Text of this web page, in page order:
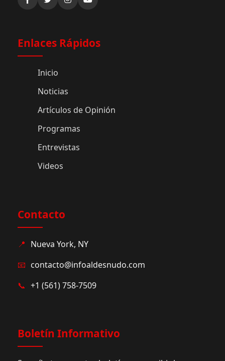
Enlaces Rápidos
Inicio
Noticias
Artículos de Opinión
Programas
Entrevistas
Videos
Contacto
📍 Nueva York, NY
📧 contacto@infoaldesnudo.com
📞 +1 (561) 758-7509
Boletín Informativo